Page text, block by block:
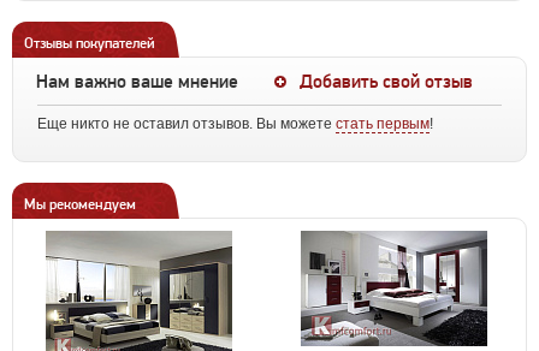
Отзывы покупателей
Нам важно ваше мнение Добавить свой отзыв
Еще никто не оставил отзывов. Вы можете стать первым!
Мы рекомендуем